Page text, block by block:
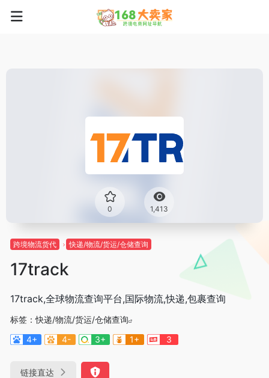
0 1,413
跨境物流货代 快递/物流/货运/仓储查询
17track
17track,全球物流查询平台,国际物流,快递,包裹查询
标签：快递/物流/货运/仓储查询
4+
4- 3+ 1+ 3
链接直达